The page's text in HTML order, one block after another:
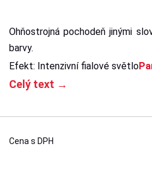
Ohňostrojná pochodeň jinými
barvy.
Efekt: Intenzivní fialové světlo
Celý text →
Cena s DPH